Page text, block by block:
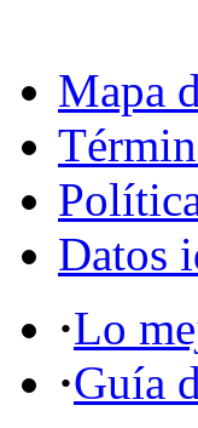
Mapa
Datos
·Lo
·Guía